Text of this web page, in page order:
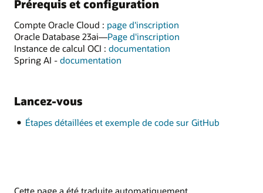
Prérequis et configuration
Compte Oracle Cloud : page d'inscription
Oracle Database 23ai—Page d'inscription
Instance de calcul OCI : documentation
Spring AI - documentation
Lancez-vous
Étapes détaillées et exemple de code sur GitHub
Cette page a été traduite automatiquement.